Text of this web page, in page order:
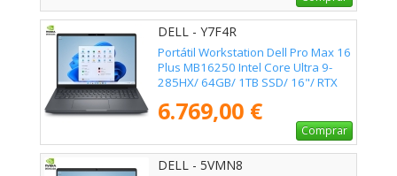
DELL - Y7F4R
Portátil Workstation Dell Pro Max 16
Plus MB16250 Intel Core Ultra 9-
285HX/ 64GB/ 1TB SSD/ 16"/ RTX
6.769,00 €
Comprar
DELL - 5VMN8